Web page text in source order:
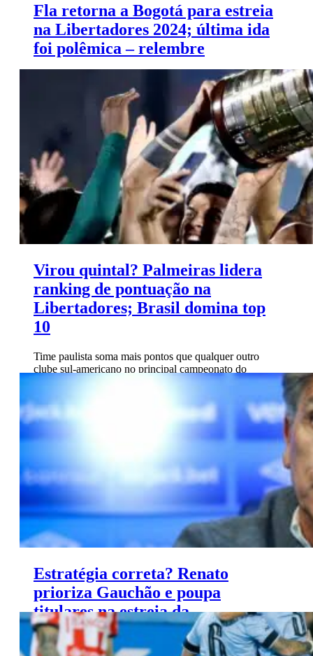
Fla retorna a Bogotá para estreia
na Libertadores 2024; última ida
foi polêmica – relembre
Após quase seis anos, Rubro-Negro enfrenta
Millonarios no mesmo palco de polêmica arbitragem.
Virou quintal? Palmeiras lidera
ranking de pontuação na
Libertadores; Brasil domina top
10
Time paulista soma mais pontos que qualquer outro
clube sul-americano no principal campeonato do
continente. Brasil tem cinco times entre os dez melhores
Estratégia correta? Renato
prioriza Gauchão e poupa
titulares na estreia da
Libertadores